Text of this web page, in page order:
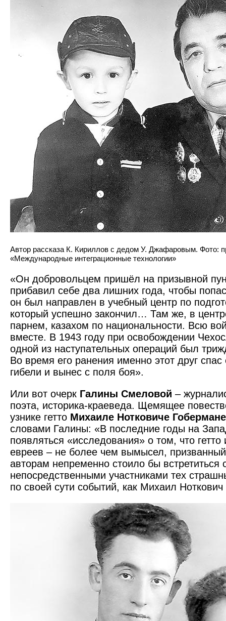
Автор рассказа К. Кириллов с дедом У. Джафаровым. Фото:
«Международные интеграционные технологии»
«Он добровольцем пришёл на призывной
прибавил себе два лишних года, чтобы
он был направлен в учебный центр по
который успешно закончил… Там же, в
парнем, казахом по национальности. Всю
вместе. В 1943 году при освобождении
одной из наступательных операций был
Во время его ранения именно этот друг
гибели и вынес с поля боя».
Или вот очерк Галины Смеловой –
поэта, историка-краеведа. Щемящее
узнике гетто Михаиле Нотковиче
словами Галины: «В последние годы на
появляться ­«исследования» о том, что гетто
евреев – не более чем вымысел,
авторам непременно стоило бы встретиться
непосредст­венными участниками тех
по своей сути событий, как Михаил